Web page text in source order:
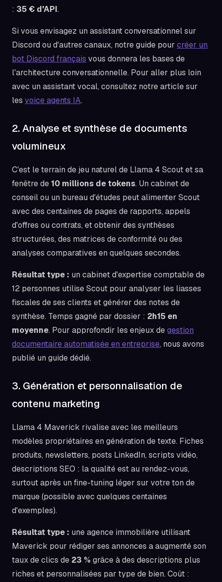
: 35 € d'API.
Si vous envisagez un assistant conversationnel sur
Discord ou d'autres canaux, notre guide pour créer un
bot Discord français vous donnera les bases de
l'architecture conversationnelle. Pour aller plus loin
avec un assistant vocal, consultez notre article sur
les voice agents IA.
2. Analyse et synthèse de documents
volumineux
C'est le terrain de jeu naturel de Llama 4 Scout et sa
fenêtre de10 millions de tokens. Un cabinet de
conseil ou un bureau d'études peut alimenter Scout
avec des centaines de pages de rapports, appels
d'offres ou contrats, et obtenir des synthèses
structurées, des matrices de conformité ou des
analyses comparatives en quelques secondes.
Résultat type : un cabinet d'expertise comptable de
12 personnes utilise Scout pour analyser les liasses
fiscales de ses clients et générer des notes de
synthèse. Temps gagné par dossier : 2h15 en
moyenne. Pour approfondir les enjeux degestion
documentaire automatisée en entreprise, nous avons
publié un guide dédié.
3. Génération et personnalisation de
contenu marketing
Llama 4 Maverick rivalise avec les meilleurs
modèles propriétaires en génération de texte. Fiches
produits, newsletters, posts LinkedIn, scripts vidéo,
descriptions SEO : la qualité est au rendez-vous,
surtout après un fine-tuning léger sur votre ton de
marque (possible avec quelques centaines
d'exemples).
Résultat type : une agence immobilière utilisant
Maverick pour rédiger ses annonces a augmenté son
taux de clics de 23 % grâce à des descriptions plus
riches et personnalisées par type de bien. Coût :